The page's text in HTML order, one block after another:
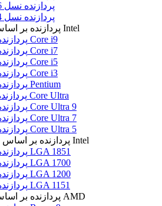
پردازنده نسل 6
پردازنده نسل 4
پردازنده بر اساس مدل Intel
پردازنده Core i9
پردازنده Core i7
پردازنده Core i5
پردازنده Core i3
پردازنده Pentium
پردازنده سری Core Ultra
پردازنده Core Ultra 9
پردازنده Core Ultra 7
پردازنده Core Ultra 5
پردازنده بر اساس سوکت Intel
پردازنده LGA 1851
پردازنده LGA 1700
پردازنده LGA 1200
پردازنده LGA 1151
پردازنده بر اساس مدل AMD